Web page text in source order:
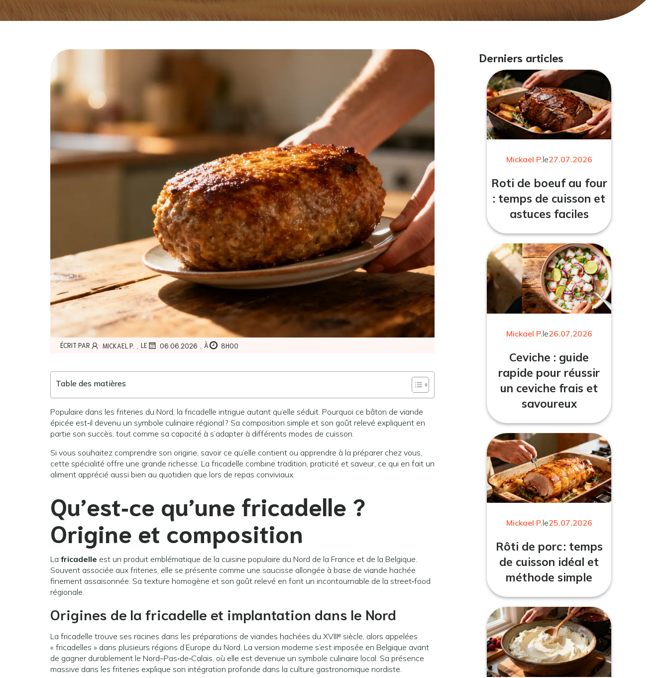
ÉCRIT PAR MICKAEL P. , LE 06.06.2026 , À 8H00
Table des matières
Populaire dans les friteries du Nord, la fricadelle intrigue autant qu’elle séduit. Pourquoi ce bâton de viande
épicée est‑il devenu un symbole culinaire régional ? Sa composition simple et son goût relevé expliquent en
partie son succès, tout comme sa capacité à s’adapter à différents modes de cuisson.
Si vous souhaitez comprendre son origine, savoir ce qu’elle contient ou apprendre à la préparer chez vous,
cette spécialité offre une grande richesse. La fricadelle combine tradition, praticité et saveur, ce qui en fait un
aliment apprécié aussi bien au quotidien que lors de repas conviviaux.
Qu’est‑ce qu’une fricadelle ?
Origine et composition
La fricadelle est un produit emblématique de la cuisine populaire du Nord de la France et de la Belgique.
Souvent associée aux friteries, elle se présente comme une saucisse allongée à base de viande hachée
finement assaisonnée. Sa texture homogène et son goût relevé en font un incontournable de la street‑food
régionale.
Origines de la fricadelle et implantation dans le Nord
La fricadelle trouve ses racines dans les préparations de viandes hachées du XVIIIᵉ siècle, alors appelées
« fricadelles » dans plusieurs régions d’Europe du Nord. La version moderne s’est imposée en Belgique avant
de gagner durablement le Nord–Pas‑de‑Calais, où elle est devenue un symbole culinaire local. Sa présence
massive dans les friteries explique son intégration profonde dans la culture gastronomique nordiste.
Derniers articles
Mickael P.le27.07.2026
Roti de boeuf au four
: temps de cuisson et
astuces faciles
Mickael P.le26.07.2026
Ceviche : guide
rapide pour réussir
un ceviche frais et
savoureux
Mickael P.le25.07.2026
Rôti de porc : temps
de cuisson idéal et
méthode simple